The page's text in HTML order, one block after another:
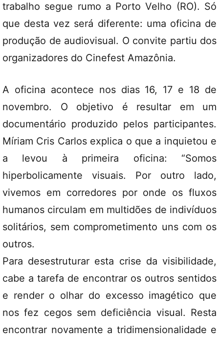
trabalho segue rumo a Porto Velho (RO). Só
que desta vez será diferente: uma oficina de
produção de audiovisual. O convite partiu dos
organizadores do Cinefest Amazônia.
A oficina acontece nos dias 16, 17 e 18 de
novembro. O objetivo é resultar em um
documentário produzido pelos participantes.
Míriam Cris Carlos explica o que a inquietou e
a levou à primeira oficina: “Somos
hiperbolicamente visuais. Por outro lado,
vivemos em corredores por onde os fluxos
humanos circulam em multidões de indivíduos
solitários, sem comprometimento uns com os
outros.
Para desestruturar esta crise da visibilidade,
cabe a tarefa de encontrar os outros sentidos
e render o olhar do excesso imagético que
nos fez cegos sem deficiência visual. Resta
encontrar novamente a tridimensionalidade e